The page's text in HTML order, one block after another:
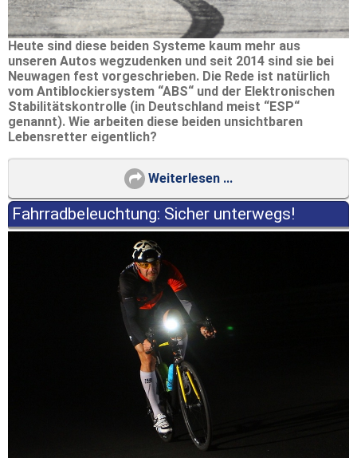
Heute sind diese beiden Systeme kaum mehr aus
unseren Autos wegzudenken und seit 2014 sind sie bei
Neuwagen fest vorgeschrieben. Die Rede ist natürlich
vom Antiblockiersystem “ABS“ und der Elektronischen
Stabilitätskontrolle (in Deutschland meist “ESP“
genannt). Wie arbeiten diese beiden unsichtbaren
Lebensretter eigentlich?
Weiterlesen ...
Fahrradbeleuchtung: Sicher unterwegs!